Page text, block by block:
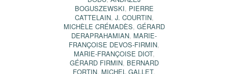
BOGUSZEWSKI, PIERRE
CATTELAIN, J. COURTIN,
MICHÈLE CRÉMADÈS, GÉRARD
DERAPRAHAMIAN, MARIE-
FRANÇOISE DEVOS-FIRMIN,
MARIE-FRANÇOISE DIOT,
GÉRARD FIRMIN, BERNARD
FORTIN, MICHEL GALLET,